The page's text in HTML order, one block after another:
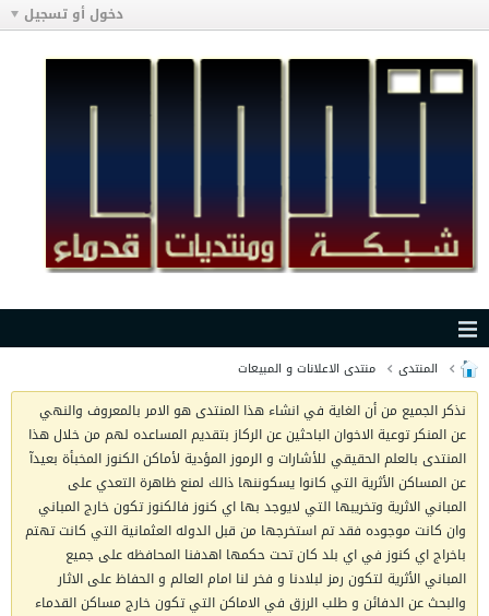
دخول أو تسجيل
المنتدى منتدى الاعلانات و المبيعات
نذكر الجميع من أن الغاية في انشاء هذا المنتدى هو الامر بالمعروف والنهي
عن المنكر توعية الاخوان الباحثين عن الركاز بتقديم المساعده لهم من خلال هذا
المنتدى بالعلم الحقيقي للأشارات و الرموز المؤدية لأماكن الكنوز المخبأة بعيدآ
عن المساكن الأثرية التي كانوا يسكوننها ذالك لمنع ظاهرة التعدي على
المباني الاثرية وتخريبها التي لايوجد بها اي كنوز فالكنوز تكون خارج المباني
وان كانت موجوده فقد تم استخرجها من قبل الدوله العثمانية التي كانت تهتم
باخراج اي كنوز في اي بلد كان تحت حكمها اهدفنا المحافظه على جميع
المباني الأثرية لتكون رمز لبلادنا و فخر لنا امام العالم و الحفاظ على الاثار
والبحث عن الدفائن و طلب الرزق في الاماكن التي تكون خارج مساكن القدماء